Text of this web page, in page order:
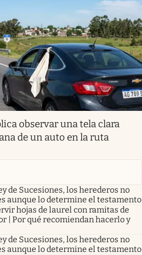
observar una tela clara
de un auto en la ruta
de Sucesiones, los herederos no
aunque lo determine el testamento
hojas de laurel con ramitas de
| Por qué recomiendan hacerlo y
de Sucesiones, los herederos no
aunque lo determine el testamento